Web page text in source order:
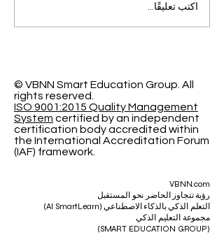
التميز الأكاديمي العالمي: افتح
آفاقاً جديدة مع الجامعة
اكتب تعليقًا...
© VBNN Smart Education Group. All
rights reserved.
ISO 9001:2015 Quality Management
System certified by an independent
certification body accredited within
the International Accreditation Forum
(IAF) framework.
VBNN.com
رؤية تتجاوز الحاضر نحو المستقبل
التعلم الذكي بالذكاء الاصطناعي (AI SmartLearn)
مجموعة التعليم الذكي
(SMART EDUCATION GROUP)